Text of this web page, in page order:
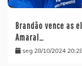
Brandão vence as
Amaral…
seg 28/10/2024